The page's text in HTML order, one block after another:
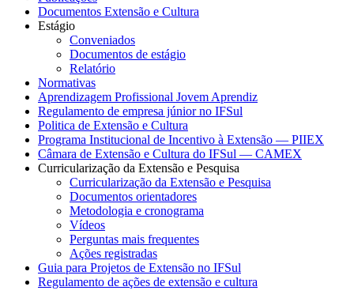
Documentos Extensão e Cultura
Estágio
Conveniados
Documentos de estágio
Relatório
Normativas
Aprendizagem Profissional Jovem Aprendiz
Regulamento de empresa júnior no IFSul
Politica de Extensão e Cultura
Programa Institucional de Incentivo à Extensão — PIIEX
Câmara de Extensão e Cultura do IFSul — CAMEX
Curricularização da Extensão e Pesquisa
Curricularização da Extensão e Pesquisa
Documentos orientadores
Metodologia e cronograma
Vídeos
Perguntas mais frequentes
Ações registradas
Guia para Projetos de Extensão no IFSul
Regulamento de ações de extensão e cultura